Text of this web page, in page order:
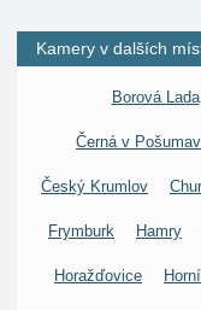
Kamery v dalších
Borová Lada
Černá v
Český Krumlov
Frymburk Hamry
Horažďovice